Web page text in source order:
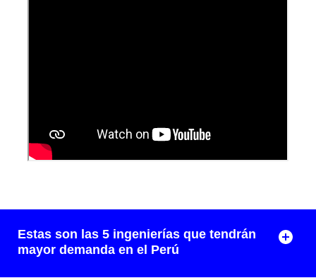
Estas son las 5 ingenierías que tendrán
mayor demanda en el Perú